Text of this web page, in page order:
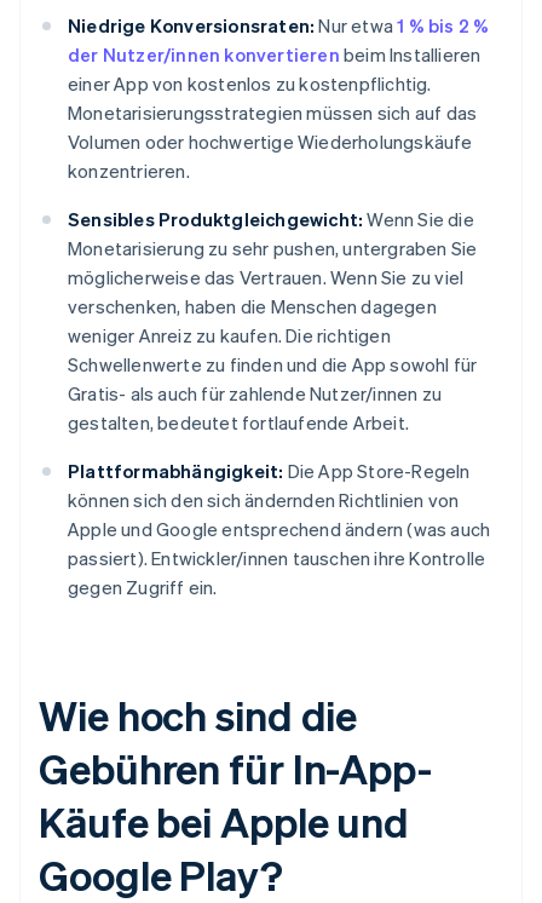
Niedrige Konversionsraten: Nur etwa1 % bis 2 %
der Nutzer/innen konvertieren beim Installieren
einer App von kostenlos zu kostenpflichtig.
Monetarisierungsstrategien müssen sich auf das
Volumen oder hochwertige Wiederholungskäufe
konzentrieren.
Sensibles Produktgleichgewicht: Wenn Sie die
Monetarisierung zu sehr pushen, untergraben Sie
möglicherweise das Vertrauen. Wenn Sie zu viel
verschenken, haben die Menschen dagegen
weniger Anreiz zu kaufen. Die richtigen
Schwellenwerte zu finden und die App sowohl für
Gratis- als auch für zahlende Nutzer/innen zu
gestalten, bedeutet fortlaufende Arbeit.
Plattformabhängigkeit: Die App Store-Regeln
können sich den sich ändernden Richtlinien von
Apple und Google entsprechend ändern (was auch
passiert). Entwickler/innen tauschen ihre Kontrolle
gegen Zugriff ein.
Wie hoch sind die
Gebühren für In-App-
Käufe bei Apple und
Google Play?